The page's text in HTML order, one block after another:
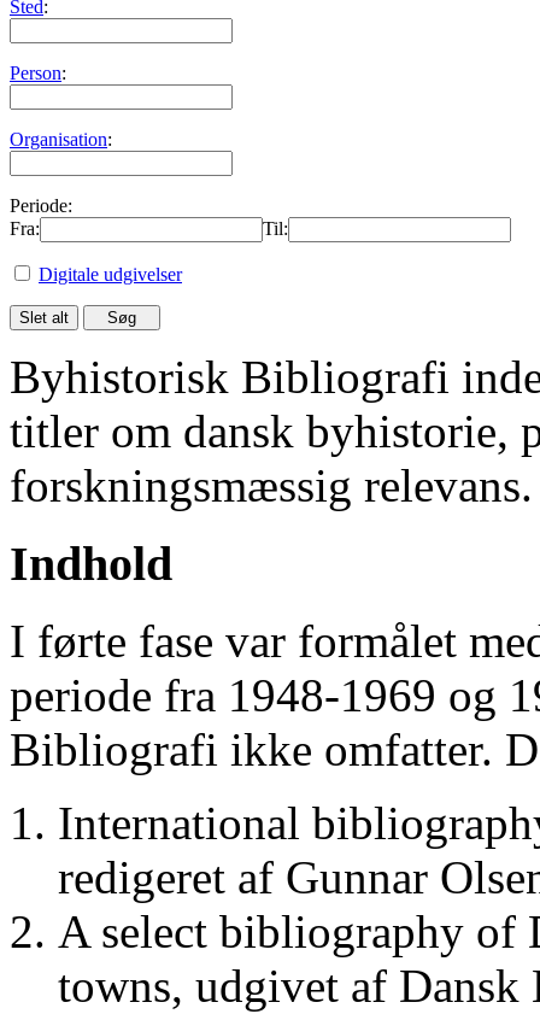
Sted:
Person:
Organisation:
Periode:
Fra:
Til:
Digitale udgivelser
Byhistorisk Bibliografi
titler om dansk byhistorie,
forskningsmæssig relevans.
Indhold
I førte fase var formålet
periode fra 1948-1969 og
Bibliografi ikke omfatter.
International
redigeret af Gunnar
A select bibliography of
towns, udgivet af